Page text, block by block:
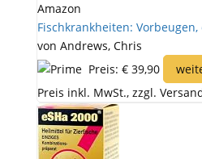
Amazon
Fischkrankheiten:
von Andrews, Chris
Preis: € 39,90
Preis inkl. MwSt., zzgl.